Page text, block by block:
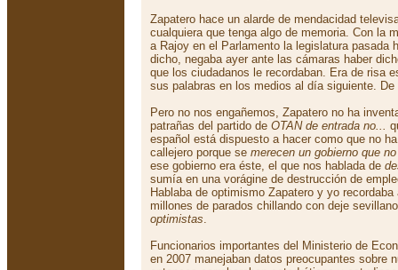
Zapatero hace un alarde de mendacidad
cualquiera que tenga algo de memoria. Con la
a Rajoy en el Parlamento la legislatura pasada
dicho, negaba ayer ante las cámaras haber
que los ciudadanos le recordaban. Era de risa
sus palabras en los medios al día siguiente.
Pero no nos engañemos, Zapatero no ha
patrañas del partido de OTAN de entrada no...
español está dispuesto a hacer como que no
callejero porque se merecen un gobierno que
ese gobierno era éste, el que nos hablada de
sumía en una vorágine de destrucción de
Hablaba de optimismo Zapatero y yo
millones de parados chillando con deje
optimistas.
Funcionarios importantes del Ministerio de
en 2007 manejaban datos preocupantes sobre